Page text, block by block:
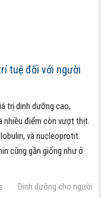
tuệ đối với người
trị dinh dưỡng cao,
nhiều điểm còn vượt thịt.
và nucleoprotit.
cũng gần giống như ở
·
Dinh dưỡng cho người